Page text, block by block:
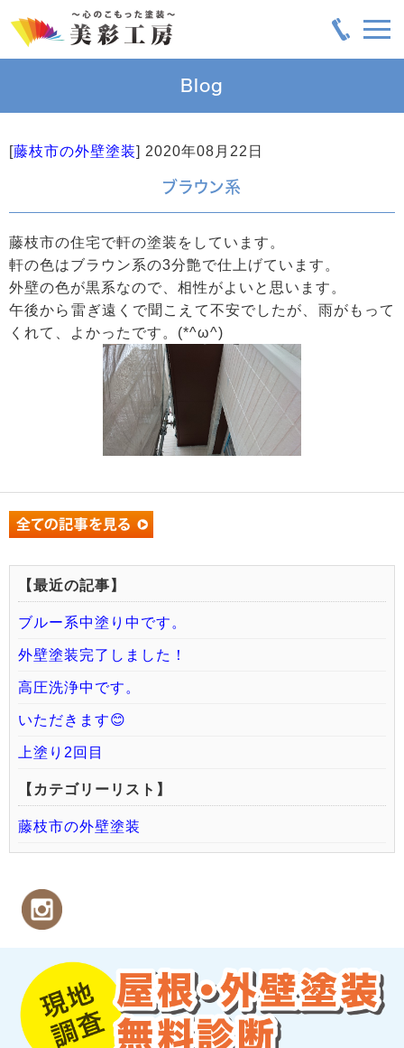
Blog
[藤枝市の外壁塗装] 2020年08月22日
ブラウン系
藤枝市の住宅で軒の塗装をしています。
軒の色はブラウン系の3分艶で仕上げています。
外壁の色が黒系なので、相性がよいと思います。
午後から雷ぎ遠くで聞こえて不安でしたが、雨がもって
くれて、よかったです。(*^ω^)
【最近の記事】
ブルー系中塗り中です。
外壁塗装完了しました！
高圧洗浄中です。
いただきます😊
上塗り2回目
【カテゴリーリスト】
藤枝市の外壁塗装